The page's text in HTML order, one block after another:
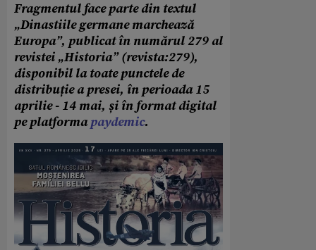
Fragmentul face parte din textul
„Dinastiile germane marchează
Europa”, publicat în numărul 279 al
revistei „Historia” (revista:279),
disponibil la toate punctele de
distribuție a presei, în perioada 15
aprilie - 14 mai, și în format digital
pe platformapaydemic.